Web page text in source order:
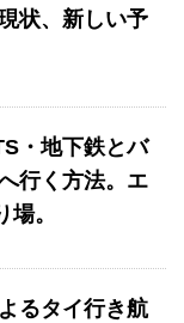
状、新しい予
・地下鉄とバ
行く方法。エ
。
るタイ行き航